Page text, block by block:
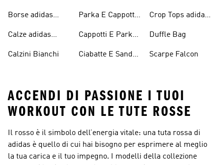
Borse adidas
Calze adidas
Calzini Bianchi
Parka E Cappotti
Cappotti E Parkas
Ciabatte E Sandali
Crop Tops adidas
Duffle Bag
Scarpe Falcon
ACCENDI DI PASSIONE I TUOI
WORKOUT CON LE TUTE ROSSE
Il rosso è il simbolo dell’energia vitale: una tuta rossa di
adidas è quello di cui hai bisogno per esprimere al meglio
la tua carica e il tuo impegno. I modelli della collezione